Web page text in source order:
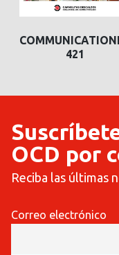
421
OCD por
Reciba las últimas
Correo electrónico